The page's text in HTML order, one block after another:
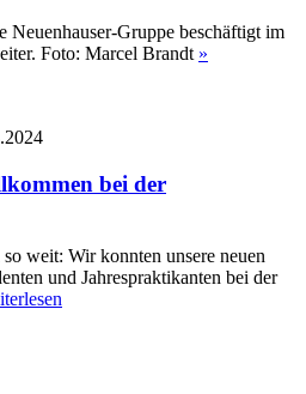
Neuenhauser-Gruppe beschäftigt im
Foto: Marcel Brandt »
bei der
weit: Wir konnten unsere neuen
und Jahrespraktikanten bei der